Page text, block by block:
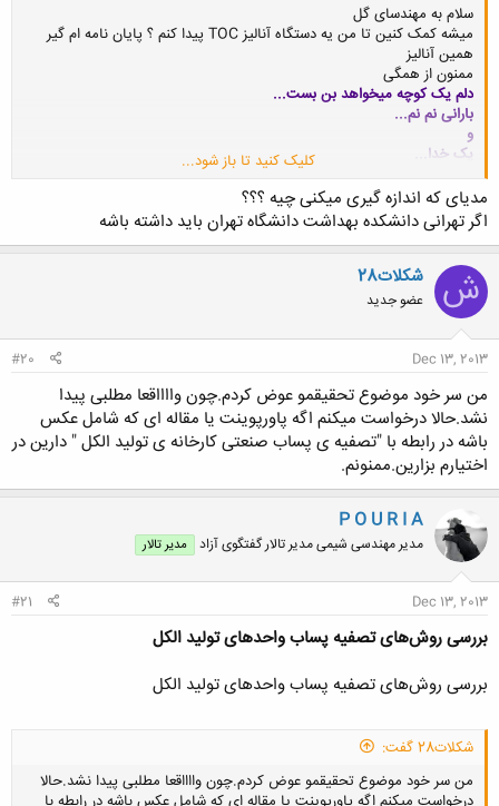
سلام به مهندسای گل
میشه کمک کنین تا من یه دستگاه آنالیز TOC پیدا کنم ؟ پایان نامه ام گیر
همین آنالیز
ممنون از همگی
دلم یک کوچه میخواهد بن بست...
بارانی نم نم...
و
یک خدا
همین......
... !!!
کلیک کنید تا باز شود...
مدیای که اندازه گیری میکنی چیه ؟؟؟
اگر تهرانی دانشکده بهداشت دانشگاه تهران باید داشته باشه
ش شکلات28
عضو جدید
Dec 13, 2013
#20
من سر خود موضوع تحقیقمو عوض کردم.چون وااااقعا مطلبی پیدا
نشد.حالا درخواست میکنم اگه پاورپوینت یا مقاله ای که شامل عکس
باشه در رابطه با "تصفیه ی پساب صنعتی کارخانه ی تولید الکل " دارین در
اختیارم بزارین.ممنونم.
P O U R I A
مدیر مهندسی شیمی مدیر تالار گفتگوی آزاد مدیر تالار
Dec 13, 2013
#21
بررسی روش‌های تصفیه پساب واحدهای تولید الکل
بررسی روش‌های تصفیه پساب واحدهای تولید الکل
شکلات28 گفت:
من سر خود موضوع تحقیقمو عوض کردم.چون وااااقعا مطلبی پیدا نشد.حالا
درخواست میکنم اگه پاورپوینت یا مقاله ای که شامل عکس باشه در رابطه با